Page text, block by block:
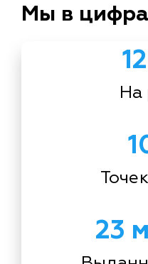
Мы в
На
23